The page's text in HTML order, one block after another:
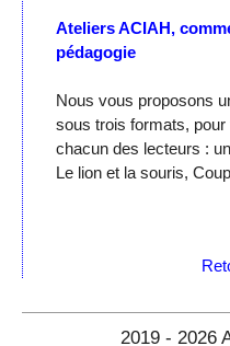
Ateliers ACIAH,
pédagogie
Nous vous proposons
sous trois formats,
chacun des lecteurs :
Le lion et la souris,
2019 - 2026